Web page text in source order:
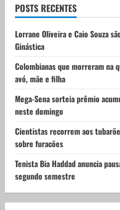
t
i
o
n
POSTS RECENTES
Lorrane Oliveira e Caio Souza
Ginástica
Colombianas que morreram na
avó, mãe e filha
Mega-Sena sorteia prêmio
neste domingo
Cientistas recorrem aos
sobre furacões
Tenista Bia Haddad anuncia
segundo semestre